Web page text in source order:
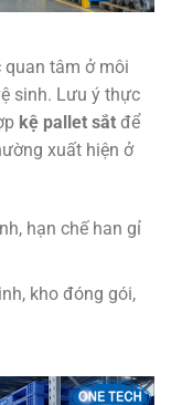
tâm ở môi
sinh. Lưu ý thực
kệ pallet sắt để
xuất hiện ở
hạn chế han gỉ
kho đóng gói,